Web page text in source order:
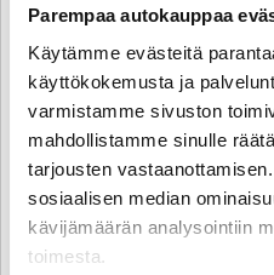
Parempaa autokauppaa
Käytämme evästeitä
käyttökokemusta ja
varmistamme sivuston
mahdollistamme sinulle
tarjousten
sosiaalisen median
kävijämäärän analysointiin
toimesta.
Business 3,0 V6 TDI 160 kW
huoltohistorialla! Suomi-auto,
paikkainen, Vakkari, Navi,
2016 , Automaatti, Diesel, 305 000
20 280 €19 080 €
alk. 214 € / kk